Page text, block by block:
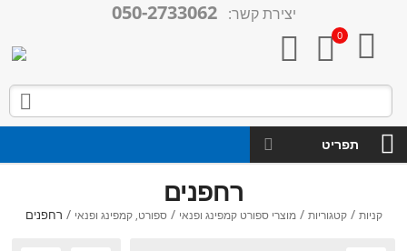
יצירת קשר: 050-2733062

0



תפריט
רחפנים
קניות / קטגוריות / מוצרי ספורט קמפינג ופנאי / ספורט, קמפינג ופנאי / רחפנים